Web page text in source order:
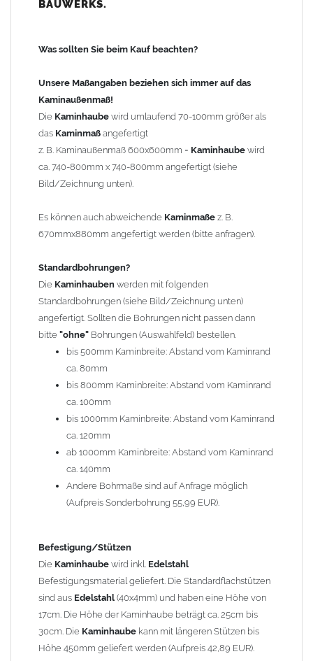
100mm
120mm
140mm
Andere Bohrmaße sind auf Anfrage möglich (Aufpreis
Sonderbohrung 55,99 EUR).
Befestigung/Stützen
Kaminhaubewird inkl. EdelstahlBefestigungsmaterial
geliefert. Die Standardflachstützen sind aus
beträgt ca. 25cm bis 30cm. DieKaminhaubekann mit längeren
Stützen bis Höhe 450mm geliefert werden (Aufpreis 42,89 EUR).
Kaminkopfabdeckung
Kaminhaubewirdohne Kaminkopfabdeckung
Kaminkopfabdeckungenfinden Sie unter "Kaminabdeckung
Es stehen insgesamt 20 verschiedene Typen zur Auswahl. Bitte
Auswahlfeldangeben.
Standardhauben siehe Auswahlfeld: 01 Haus,03 Welle
(unser Topseller)
Laube, 13 Schwalbe, 14 Sattel Welle, 15 Welle 90° gedreht,
17 Dach, 18 Plafond 2, 19 S-Line, 20 Pult
Typ 07 (Welle hoch) und 08 (Doppel Welle) haben einen
Aufpreis von 20% (bitte anfragen - Bestellung nicht über
Shop möglich).
Die Typen 02 (Bogen), 06 (Krempe), 09 (Pagode), 10
1,5mm hergestellt (Preis auf Anfrage = ca. 2-3-fache vom
1,5mm Standardpreis)
allgemeine Informationen:
Ab einer Kaminlängevon 1200mm werden 6
Kaminstützengeliefert.
Bei der Kombination mitWetterfahneundKaminbreite
BAUWERKS.
Was sollten Sie beim Kauf beachten?
Unsere Maßangaben beziehen sich immer auf das
Kaminaußenmaß!
Die Kaminhaube wird umlaufend 70-100mm größer als
das Kaminmaß angefertigt
z. B. Kaminaußenmaß 600x600mm = Kaminhaube wird
ca. 740-800mm x 740-800mm angefertigt (siehe
Bild/Zeichnung unten).
Es können auch abweichende Kaminmaße z. B.
670mmx880mm angefertigt werden (bitte anfragen).
Standardbohrungen?
Die Kaminhauben werden mit folgenden
Standardbohrungen (siehe Bild/Zeichnung unten)
angefertigt. Sollten die Bohrungen nicht passen dann
bitte "ohne" Bohrungen (Auswahlfeld) bestellen.
bis 500mm Kaminbreite: Abstand vom Kaminrand
ca. 80mm
bis 800mm Kaminbreite: Abstand vom Kaminrand
ca. 100mm
bis 1000mm Kaminbreite: Abstand vom Kaminrand
ca. 120mm
ab 1000mm Kaminbreite: Abstand vom Kaminrand
ca. 140mm
Andere Bohrmaße sind auf Anfrage möglich
(Aufpreis Sonderbohrung 55,99 EUR).
Befestigung/Stützen
Die Kaminhaube wird inkl. Edelstahl
Befestigungsmaterial geliefert. Die Standardflachstützen
sind aus Edelstahl (40x4mm) und haben eine Höhe von
17cm. Die Höhe der Kaminhaube beträgt ca. 25cm bis
30cm. Die Kaminhaube kann mit längeren Stützen bis
Höhe 450mm geliefert werden (Aufpreis 42,89 EUR).